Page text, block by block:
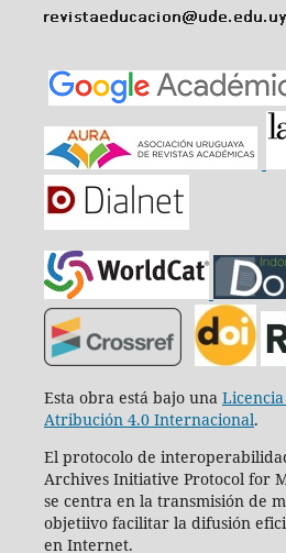
Esta obra está bajo una
Atribución 4.0 Internacional.
El protocolo de
Archives Initiative Protocol for
se centra en la transmisión de
objetiivo facilitar la difusión
en Internet.